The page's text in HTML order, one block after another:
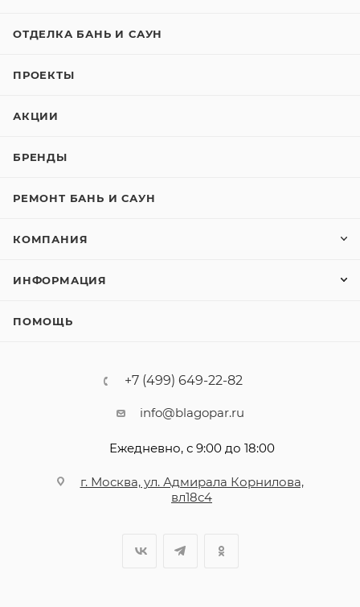
ОТДЕЛКА БАНЬ И САУН
ПРОЕКТЫ
АКЦИИ
БРЕНДЫ
РЕМОНТ БАНЬ И САУН
КОМПАНИЯ
ИНФОРМАЦИЯ
ПОМОЩЬ
+7 (499) 649-22-82
info@blagopar.ru
Ежедневно, с 9:00 до 18:00
г. Москва, ул. Адмирала Корнилова,
вл18с4